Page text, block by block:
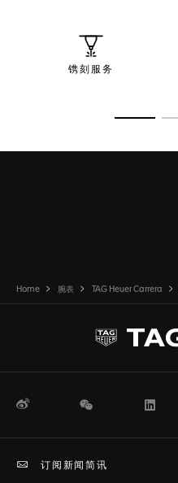
镌刻服务
Home 腕表 TAG Heuer Carrera
微博 WeChat
订阅新闻简讯